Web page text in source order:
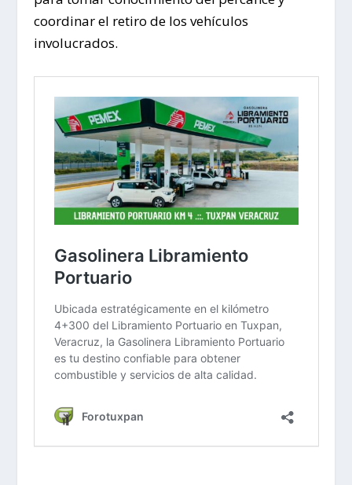
coordinar el retiro de los vehículos
involucrados.